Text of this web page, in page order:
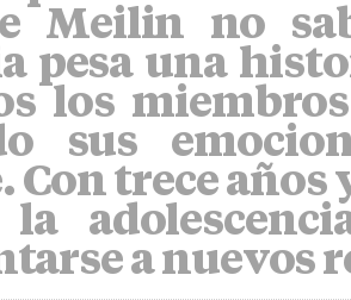
Meilin no
pesa una
los
sus
trece años
la
a nuevos